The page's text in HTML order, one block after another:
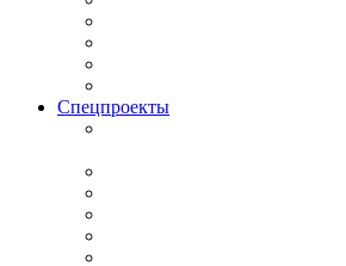
Спецпроекты